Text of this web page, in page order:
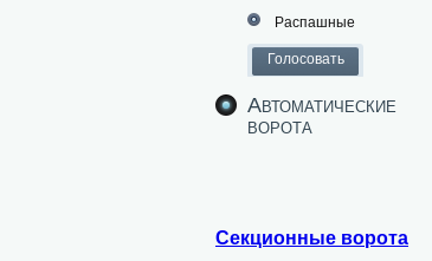
Распашные
Автоматические
ворота
Секционные ворота